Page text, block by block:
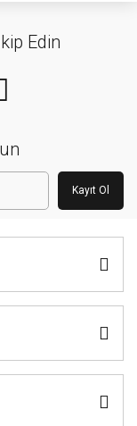
Edin
Kayıt Ol